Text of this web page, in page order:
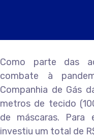
Como parte das
combate à
Companhia de Gás
metros de tecido
de máscaras. Para
investiu um total de